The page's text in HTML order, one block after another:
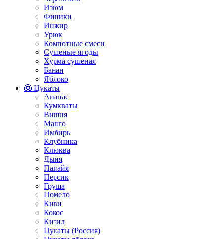
Изюм
Финики
Инжир
Урюк
Компотные смеси
Сушеные ягоды
Хурма сушеная
Банан
Яблоко
🥝 Цукаты
Ананас
Кумкваты
Вишня
Манго
Имбирь
Клубника
Клюква
Дыня
Папайя
Персик
Груша
Помело
Киви
Кокос
Кизил
Цукаты (Россия)